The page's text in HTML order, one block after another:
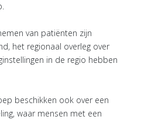
van patiënten zijn
het regionaal overleg over
in de regio hebben
beschikken ook over een
waar mensen met een